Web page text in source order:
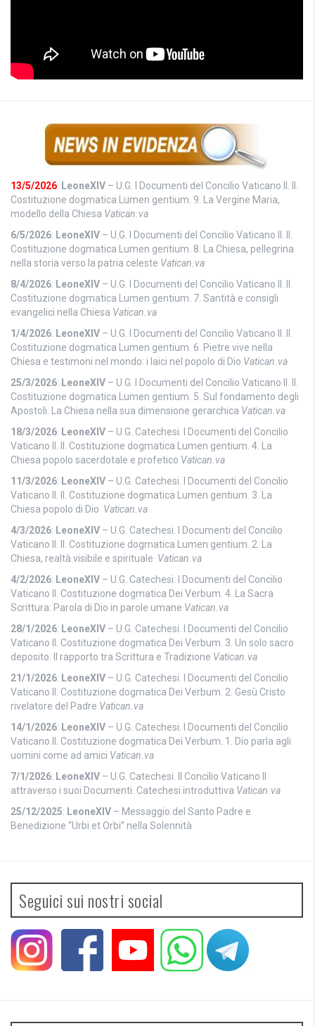
13/5/2026: LeoneXIV – U.G. I Documenti del Concilio Vaticano II. II.
Costituzione dogmatica Lumen gentium. 9. La Vergine Maria,
modello della Chiesa Vatican.va
6/5/2026: LeoneXIV – U.G. I Documenti del Concilio Vaticano II. II.
Costituzione dogmatica Lumen gentium. 8. La Chiesa, pellegrina
nella storia verso la patria celeste Vatican.va
8/4/2026: LeoneXIV – U.G. I Documenti del Concilio Vaticano II. II.
Costituzione dogmatica Lumen gentium. 7. Santità e consigli
evangelici nella Chiesa Vatican.va
1/4/2026: LeoneXIV – U.G. I Documenti del Concilio Vaticano II. II.
Costituzione dogmatica Lumen gentium. 6. Pietre vive nella
Chiesa e testimoni nel mondo: i laici nel popolo di Dio Vatican.va
25/3/2026: LeoneXIV – U.G. I Documenti del Concilio Vaticano II. II.
Costituzione dogmatica Lumen gentium. 5. Sul fondamento degli
Apostoli. La Chiesa nella sua dimensione gerarchica Vatican.va
18/3/2026: LeoneXIV – U.G. Catechesi. I Documenti del Concilio
Vaticano II. II. Costituzione dogmatica Lumen gentium. 4. La
Chiesa popolo sacerdotale e profetico Vatican.va
11/3/2026: LeoneXIV – U.G. Catechesi. I Documenti del Concilio
Vaticano II. II. Costituzione dogmatica Lumen gentium. 3. La
Chiesa popolo di Dio Vatican.va
4/3/2026: LeoneXIV – U.G. Catechesi. I Documenti del Concilio
Vaticano II. II. Costituzione dogmatica Lumen gentium. 2. La
Chiesa, realtà visibile e spirituale Vatican.va
4/2/2026: LeoneXIV – U.G. Catechesi. I Documenti del Concilio
Vaticano II. Costituzione dogmatica Dei Verbum. 4. La Sacra
Scrittura: Parola di Dio in parole umane Vatican.va
28/1/2026: LeoneXIV – U.G. Catechesi. I Documenti del Concilio
Vaticano II. Costituzione dogmatica Dei Verbum. 3. Un solo sacro
deposito. Il rapporto tra Scrittura e Tradizione Vatican.va
21/1/2026: LeoneXIV – U.G. Catechesi. I Documenti del Concilio
Vaticano II. Costituzione dogmatica Dei Verbum. 2. Gesù Cristo
rivelatore del Padre Vatican.va
14/1/2026: LeoneXIV – U.G. Catechesi. I Documenti del Concilio
Vaticano II. Costituzione dogmatica Dei Verbum. 1. Dio parla agli
uomini come ad amici Vatican.va
7/1/2026: LeoneXIV – U.G. Catechesi. Il Concilio Vaticano II
attraverso i suoi Documenti. Catechesi introduttiva Vatican.va
25/12/2025: LeoneXIV – Messaggio del Santo Padre e
Benedizione “Urbi et Orbi” nella Solennità
Seguici sui nostri social